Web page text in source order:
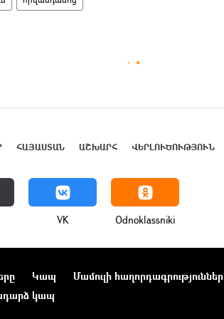
ՀԱՅԱՍՏԱՆ ԱՇԽԱՐՀ ՎԵՐԼՈՒԾՈՒԹՅՈՒՆ
VK Odnoklassniki
Կապ Մամուլի հաղորդագրություններ
կապ